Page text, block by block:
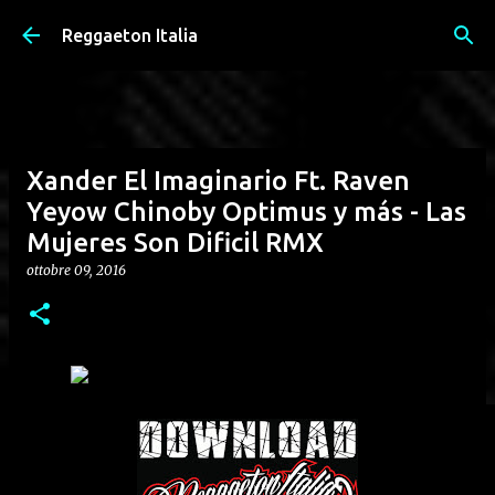
Passa ai contenuti principali
Reggaeton Italia
Xander El Imaginario Ft. Raven
Yeyow Chinoby Optimus y más - Las
Mujeres Son Dificil RMX
ottobre 09, 2016